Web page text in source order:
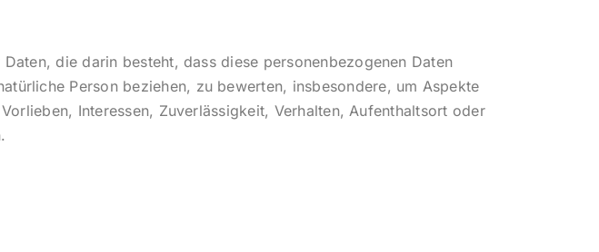
die darin besteht, dass diese personenbezogenen Daten
Person beziehen, zu bewerten, insbesondere, um Aspekte
Interessen, Zuverlässigkeit, Verhalten, Aufenthaltsort oder